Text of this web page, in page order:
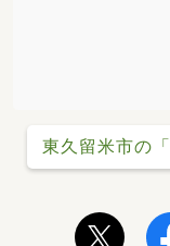
東久留米市の「